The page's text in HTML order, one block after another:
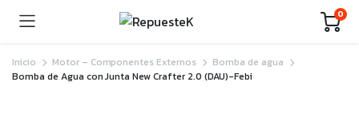
0
Inicio Motor – Componentes Externos
Bomba de agua
Bomba de Agua con Junta New Crafter 2.0 (DAU)-Febi